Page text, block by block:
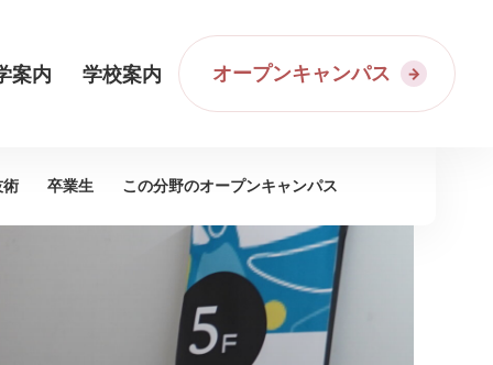
案内 学校案内 オープンキャンパス
術 卒業生 この分野のオープンキャンパス